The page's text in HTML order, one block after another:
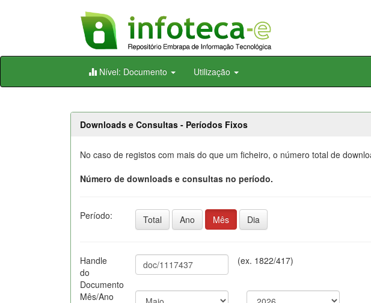
Skip
Nível: Documento Utilização
Downloads e Consultas - Períodos Fixos
No caso de registos com mais do que um ficheiro, o número total de
Número de downloads e consultas no período.
Período: Total Ano Mês Dia
Handle
do
Documento
(ex. 1822/417)
Mês/Ano